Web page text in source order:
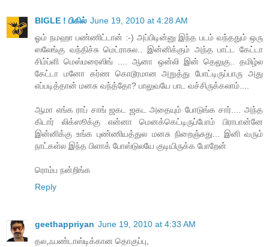
BIGLE ! பிகில் June 19, 2010 at 4:28 AM
ஓம் நமஹா பண்ணிட்டான் :-) அப்பிடின்னு இந்த படம் வந்ததும் ஒரு
ஸலேங்கு வந்திச்சு மெட்ராசுல.. இன்னிக்கும் அந்த பாட்ட கேட்டா
சிம்ப்ளி மெஸ்மரைஸிங் .... ஆனா ஒன்லி இன் தெலுகு.. தமிழ்ல
கேட்டா மனோ கர்ண கொடூரமான அறுத்து போட்டிருப்பாரு அது
எப்படித்தான் மனசு வந்த்தோ? பாலுவயே பாட வச்சிருக்கலாம்....
ஆமா எங்க ராப் சாங் ஜகட ஜகட அதையும் போடுங்க சார்.... அந்த
கிடார் லிக்ஸூக்கு என்னா மெனக்கெட்டிருப்போம் பிராபான்னே
இன்னிக்கு உங்க புண்ணியத்துல மனசு நிறைஞ்சுது... இனி வரும்
நாட்கள்ல இந்த பிளாக் போஸ்டுலயே குடியிருக்க போறேன்
ரொம்ப நன்றிங்க
Reply
geethappriyan June 19, 2010 at 4:33 AM
தல,ஃபண்டாஸ்டிக்கான தொகுப்பு,